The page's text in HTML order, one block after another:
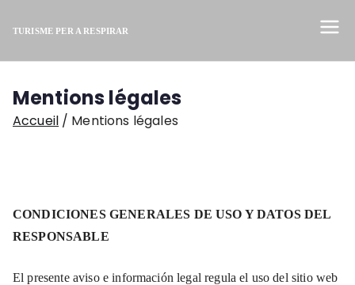
auTURISME PER A RESPIRAR
Mentions légales
Accueil Mentions légales
CONDICIONES GENERALES DE USO Y DATOS DEL
RESPONSABLE
El presente aviso e información legal regula el uso del sitio web